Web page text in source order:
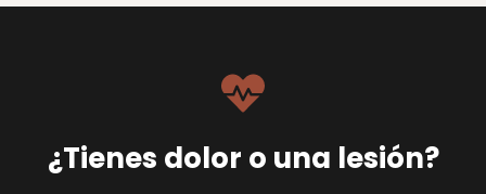
¿Tienes dolor o una lesión?